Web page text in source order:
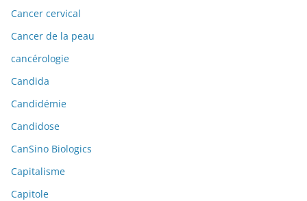
Cancer cervical
Cancer de la peau
cancérologie
Candida
Candidémie
Candidose
CanSino Biologics
Capitalisme
Capitole